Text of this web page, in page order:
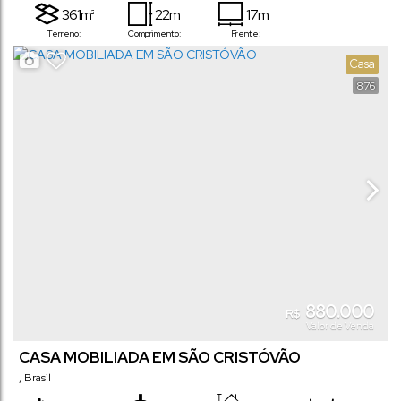
Terreno:
361m²
Comprimento:
22m
Frente:
17m
876
Casa
R$ 880.000
Valor de Venda
CASA MOBILIADA EM SÃO CRISTÓVÃO
, Brasil